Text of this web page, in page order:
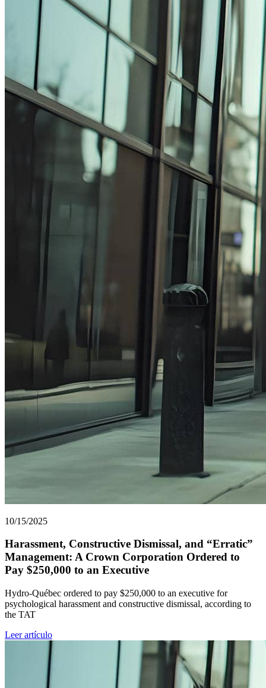
10/15/2025
Harassment, Constructive Dismissal, and “Erratic”
Management: A Crown Corporation Ordered to
Pay $250,000 to an Executive
Hydro-Québec ordered to pay $250,000 to an executive for
psychological harassment and constructive dismissal, according to
the TAT
Leer artículo